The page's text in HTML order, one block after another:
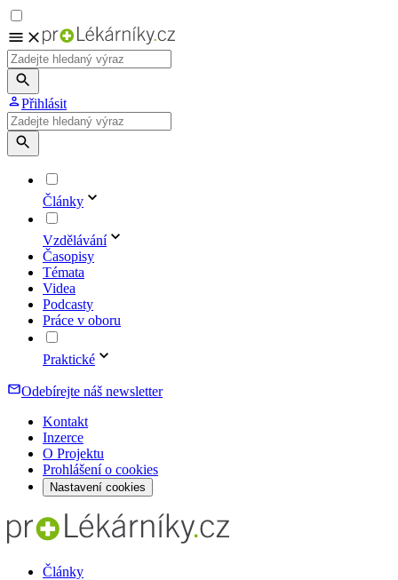
Přihlásit
Články
Vzdělávání
Časopisy
Témata
Videa
Podcasty
Práce v oboru
Praktické
Odebírejte náš newsletter
Kontakt
Inzerce
O Projektu
Prohlášení o cookies
Nastavení cookies
Články